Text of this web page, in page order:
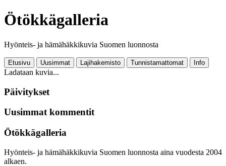
Ötökkägalleria
Hyönteis- ja hämähäkkikuvia Suomen luonnosta
Etusivu Uusimmat Lajihakemisto Tunnistamattomat Info
Ladataan kuvia...
Päivitykset
Uusimmat kommentit
Ötökkägalleria
Hyönteis- ja hämähäkkikuvia Suomen luonnosta aina vuodesta 2004
alkaen.